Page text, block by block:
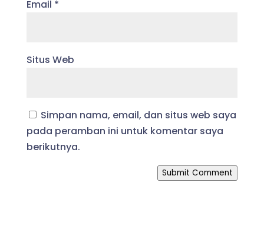
Email *
Situs Web
Simpan nama, email, dan situs web saya
pada peramban ini untuk komentar saya
berikutnya.
Submit Comment